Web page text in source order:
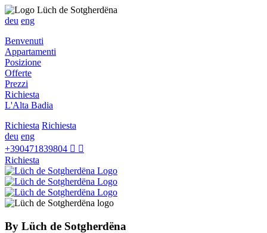
deu eng
Benvenuti
Appartamenti
Posizione
Offerte
Prezzi
Richiesta
L'Alta Badia
Richiesta Richiesta
deu eng
+390471839804
Richiesta
By Lüch de Sotgherdëna